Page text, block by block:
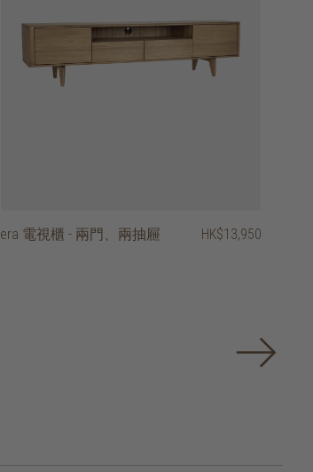
era 電視櫃 - 兩門、兩抽屜 HK$13,950